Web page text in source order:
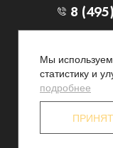
8
Контакты и
Программа
Партнерские
Акционерам
Мы
статистику и
подробнее